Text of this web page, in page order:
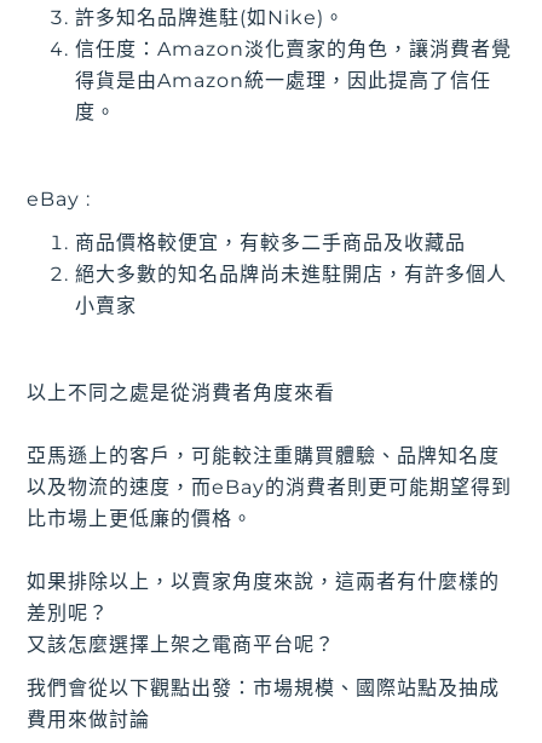
許多知名品牌進駐(如Nike)。
信任度：Amazon淡化賣家的角色，讓消費者覺
得貨是由Amazon統一處理，因此提高了信任
度。
eBay :
商品價格較便宜，有較多二手商品及收藏品
絕大多數的知名品牌尚未進駐開店，有許多個人
小賣家
以上不同之處是從消費者角度來看
亞馬遜上的客戶，可能較注重購買體驗、品牌知名度
以及物流的速度，而eBay的消費者則更可能期望得到
比市場上更低廉的價格。
如果排除以上，以賣家角度來說，這兩者有什麼樣的
差別呢？
又該怎麼選擇上架之電商平台呢？
我們會從以下觀點出發：市場規模、國際站點及抽成
費用來做討論